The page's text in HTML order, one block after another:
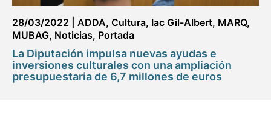
28/03/2022 ADDA, Cultura, Iac Gil-Albert, MARQ,
MUBAG, Noticias, Portada
La Diputación impulsa nuevas ayudas e
inversiones culturales con una ampliación
presupuestaria de 6,7 millones de euros